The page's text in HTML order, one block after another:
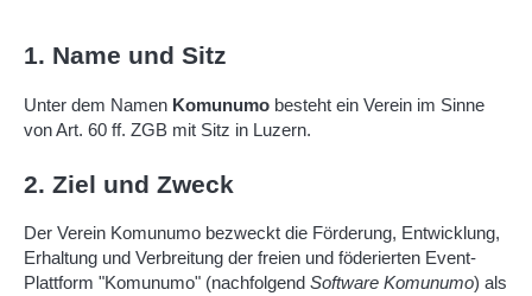
1. Name und Sitz
Unter dem Namen Komunumo besteht ein Verein im Sinne
von Art. 60 ff. ZGB mit Sitz in Luzern.
2. Ziel und Zweck
Der Verein Komunumo bezweckt die Förderung, Entwicklung,
Erhaltung und Verbreitung der freien und föderierten Event-
Plattform "Komunumo" (nachfolgend Software Komunumo) als